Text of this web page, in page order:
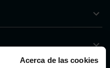
Acerca de las cookies